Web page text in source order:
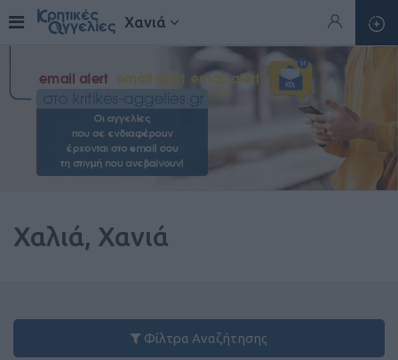
Χανιά
Χαλιά, Χανιά
Φίλτρα Αναζήτησης